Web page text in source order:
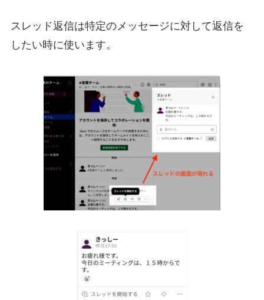
スレッド返信は特定のメッセージに対して返信を
したい時に使います。